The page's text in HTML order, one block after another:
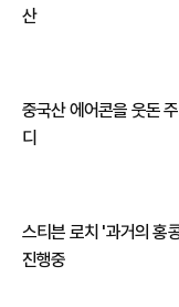
산
중국산 에어콘을 웃돈
디
스티븐 로치 '과거의 홍
진행중